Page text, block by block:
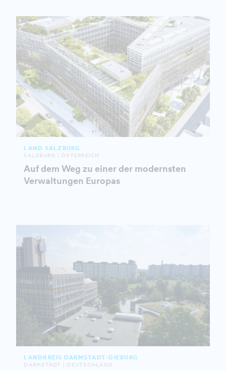
LAND SALZBURG
SALZBURG | ÖSTERREICH
Auf dem Weg zu einer der modernsten
Verwaltungen Europas
LANDKREIS DARMSTADT-DIEBURG
DARMSTADT | DEUTSCHLAND